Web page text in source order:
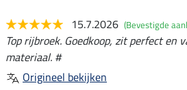
15.7.2026 (Bevestigde
Top rijbroek. Goedkoop, zit perfect en
materiaal. #
Origineel bekijken